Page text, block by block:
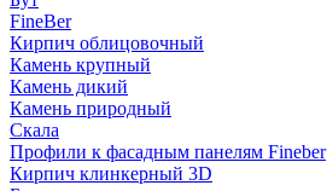
FineBer
Кирпич облицовочный
Камень крупный
Камень дикий
Камень природный
Скала
Профили к фасадным панелям Fineber
Кирпич клинкерный 3D